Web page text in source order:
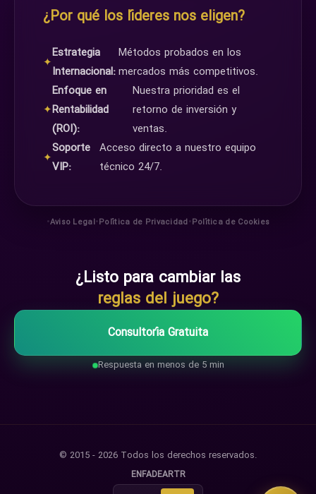
¿Por qué los líderes nos eligen?
✦
Estrategia
Internacional:
Métodos probados en los
mercados más competitivos.
✦
Enfoque en
Rentabilidad
(ROI):
Nuestra prioridad es el
retorno de inversión y
ventas.
✦
Soporte
VIP:
Acceso directo a nuestro equipo
técnico 24/7.
•Aviso Legal•Política de Privacidad•Política de Cookies
¿Listo para cambiar las
reglas del juego?
Consultoría Gratuita
Respuesta en menos de 5 min
© 2015 - 2026 Todos los derechos reservados.
ENFADEARTR